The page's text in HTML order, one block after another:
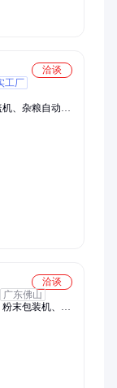
洽谈
工厂
、杂粮自动包
洽谈
广东佛山
末包装机、酱
、定量包装
自动包装机、
装机、三伺服
包装机、链斗